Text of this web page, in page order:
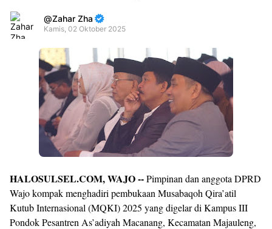
Zahar Zha
Kamis, 02 Oktober 2025
Premium
Raushan
Design
Templates
HALOSULSEL.COM, WAJO --Pimpinan dan anggota DPRD
Wajo kompak menghadiri pembukaan Musabaqoh Qira’atil
Kutub Internasional (MQKI) 2025 yang digelar di Kampus III
Pondok Pesantren As’adiyah Macanang, Kecamatan Majauleng,